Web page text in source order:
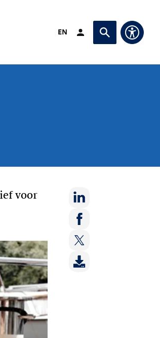
Verander taal naar
EN
Login (Opent in
Vraag of zoek
voor
Deel
op:
LinkedIn
Deel
Facebook
Deel
op: